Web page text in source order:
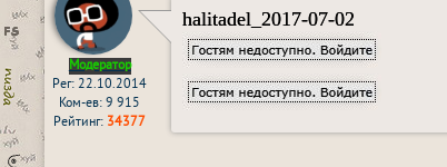
Модератор
Рег: 22.10.2014
Ком-ев: 9 915
Рейтинг: 34377
halitadel_2017-07-02